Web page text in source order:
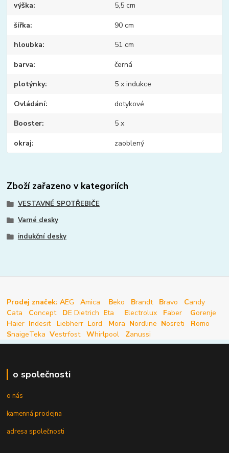
výška 5,5 cm
šířka 90 cm
hloubka 51 cm
barva černá
plotýnky 5 x indukce
Ovládání dotykové
Booster 5 x
okraj zaoblený
Zboží zařazeno v kategoriích
VESTAVNÉ SPOTŘEBIČE
Varné desky
indukční desky
Prodej značek: AEG Amica Beko Brandt Bravo Candy
Cata Concept DE Dietrich Eta Electrolux Faber Gorenje
Haier Indesit Liebherr Lord Mora Nordline Nosreti Romo
SnaigeTeka Vestrfost Whirlpool Zanussi
o společnosti
o nás
kamenná prodejna
adresa společnosti